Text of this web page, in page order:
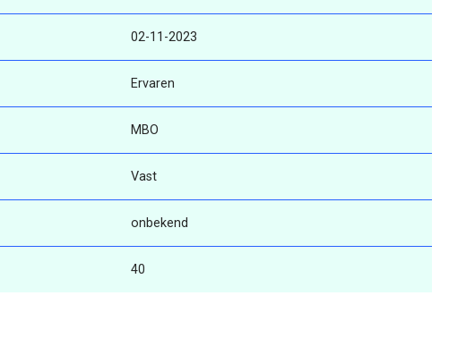
02-11-2023
Ervaren
MBO
Vast
onbekend
40